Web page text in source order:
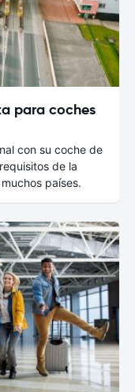
para coches
con su coche de
de la
países.